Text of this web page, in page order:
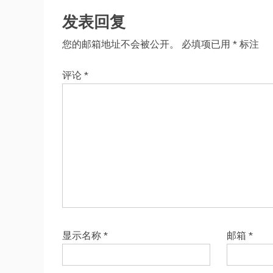
发表回复
您的邮箱地址不会被公开。 必填项已用 * 标注
评论 *
显示名称 * 邮箱*